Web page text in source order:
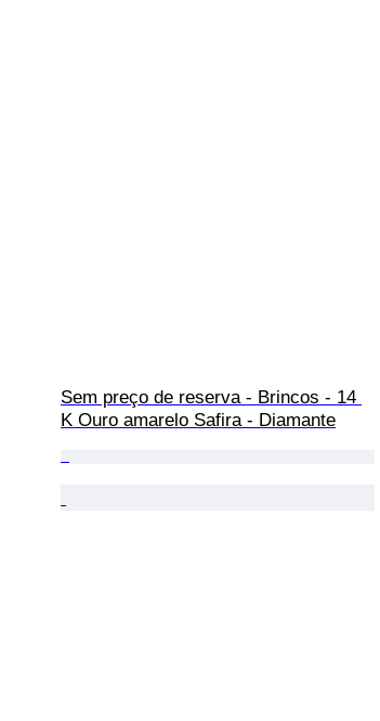
Sem preço de reserva - Brincos - 14
K Ouro amarelo Safira - Diamante